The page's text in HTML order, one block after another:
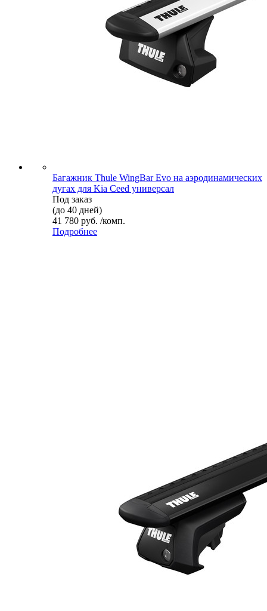
Багажник Thule WingBar Evo на аэродинамических
дугах для Kia Ceed универсал
Под заказ
(до 40 дней)
41 780 руб. /комп.
Подробнее